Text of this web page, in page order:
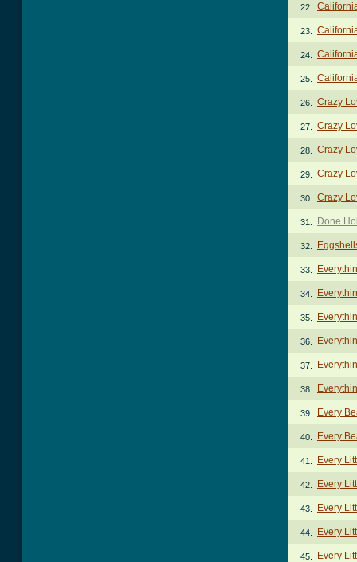
22.
23.
24.
25.
26. Crazy
27. Crazy
28. Crazy
29. Crazy
30. Crazy
31. Done
32.
33.
34.
35.
36.
37.
38.
39. Every
40. Every
41. Every
42. Every
43. Every
44. Every
45. Every